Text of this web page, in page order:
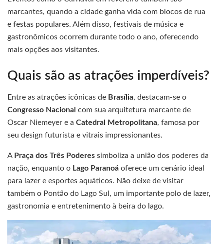
marcantes, quando a cidade ganha vida com blocos de rua
e festas populares. Além disso, festivais de música e
gastronômicos ocorrem durante todo o ano, oferecendo
mais opções aos visitantes.
Quais são as atrações imperdíveis?
Entre as atrações icônicas de Brasília, destacam-se o
Congresso Nacional com sua arquitetura marcante de
Oscar Niemeyer e a Catedral Metropolitana, famosa por
seu design futurista e vitrais impressionantes.
A Praça dos Três Poderes simboliza a união dos poderes da
nação, enquanto o Lago Paranoá oferece um cenário ideal
para lazer e esportes aquáticos. Não deixe de visitar
também o Pontão do Lago Sul, um importante polo de lazer,
gastronomia e entretenimento à beira do lago.